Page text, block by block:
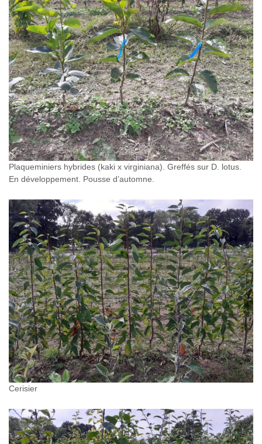
Plaqueminiers hybrides (kaki x virginiana). Greffés sur D. lotus.
En développement. Pousse d’automne.
Cerisier